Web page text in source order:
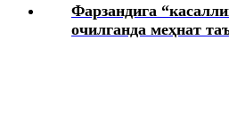
Фарзандига
очилганда меҳнат